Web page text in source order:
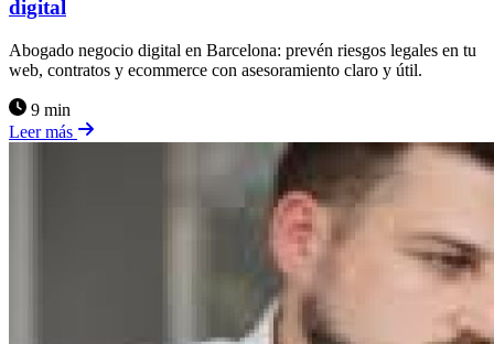
digital
Abogado negocio digital en Barcelona: prevén riesgos legales en tu
web, contratos y ecommerce con asesoramiento claro y útil.
9 min
Leer más